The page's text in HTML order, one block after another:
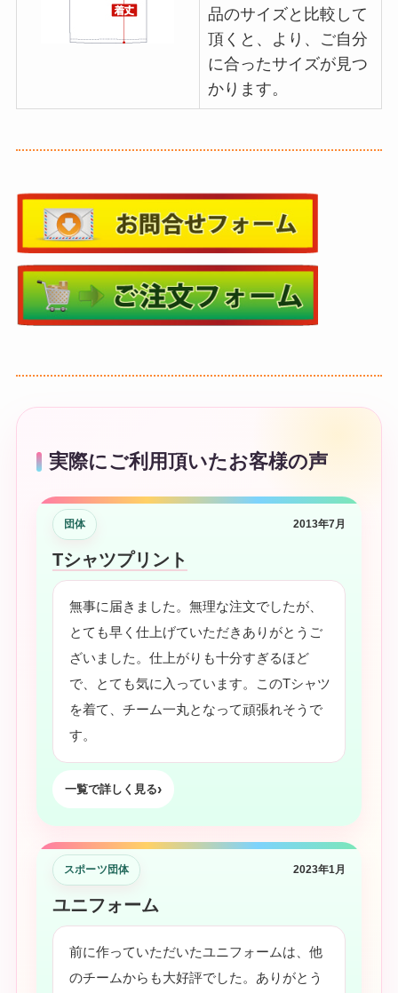
品のサイズと比較して
頂くと、より、ご自分
に合ったサイズが見つ
かります。
実際にご利用頂いたお客様の声
団体 2013年7月
Tシャツプリント
無事に届きました。無理な注文でしたが、
とても早く仕上げていただきありがとうご
ざいました。仕上がりも十分すぎるほど
で、とても気に入っています。このTシャツ
を着て、チーム一丸となって頑張れそうで
す。
一覧で詳しく見る
スポーツ団体 2023年1月
ユニフォーム
前に作っていただいたユニフォームは、他
のチームからも大好評でした。ありがとう